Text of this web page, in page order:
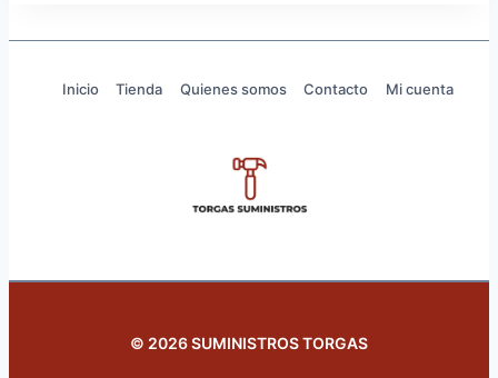
Inicio Tienda Quienes somos Contacto Mi cuenta
© 2026 SUMINISTROS TORGAS